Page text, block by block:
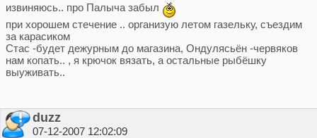
извиняюсь.. про Палыча забыл
при хорошем стечение .. организую летом газельку, съездим
за карасиком
Стас -будет дежурным до магазина, Ондулясьён -червяков
нам копать.. , я крючок вязать, а остальные рыбёшку
выуживать..
duzz
07-12-2007 12:02:09